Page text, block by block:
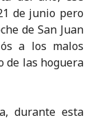
de junio pero
de San Juan
a los malos
de las hoguera
durante esta